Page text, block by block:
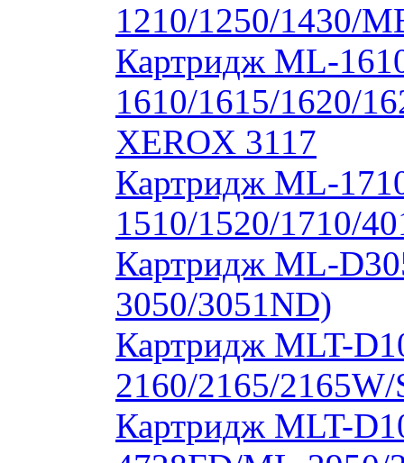
1210/1250/1430/
Картридж ML-
1610/1615/1620/
XEROX 3117
Картридж ML-
1510/1520/1710/
Картридж ML-
3050/3051ND)
Картридж MLT-
2160/2165/
Картридж MLT-